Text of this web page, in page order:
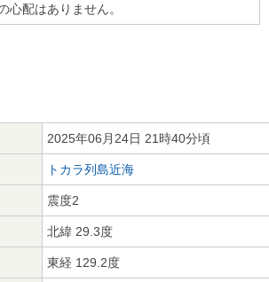
心配はありません。
2025年06月24日 21時40分頃
トカラ列島近海
震度2
北緯 29.3度
東経 129.2度